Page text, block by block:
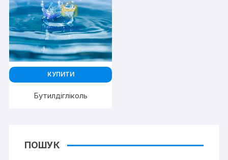
КУПИТИ
Бутилдігліколь
ПОШУК